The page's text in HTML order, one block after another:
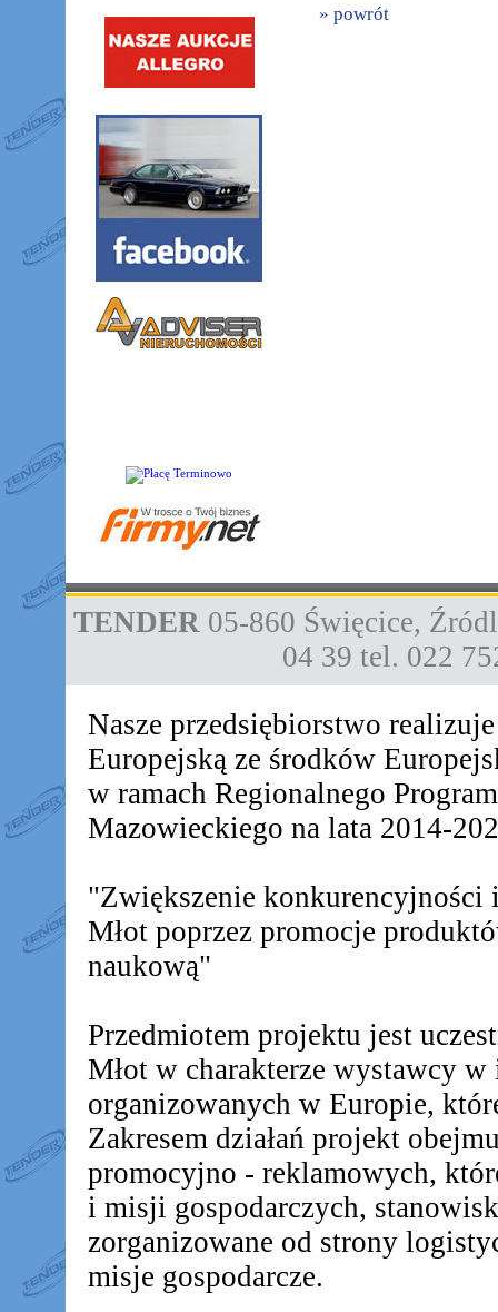
» powrót
TENDER 05-860 Święcice,
04 39 tel. 022
Nasze przedsiębiorstwo
Europejską ze środków
w ramach Regionalnego
Mazowieckiego na lata 2014-
"Zwiększenie
Młot poprzez promocje
naukową"
Przedmiotem projektu jest
Młot w charakterze wystawcy
organizowanych w Europie,
Zakresem działań projekt
promocyjno - reklamowych,
i misji gospodarczych,
zorganizowane od strony
misje gospodarcze.